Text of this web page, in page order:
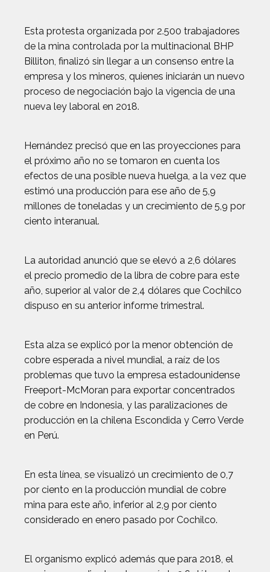
Esta protesta organizada por 2.500 trabajadores
de la mina controlada por la multinacional BHP
Billiton, finalizó sin llegar a un consenso entre la
empresa y los mineros, quienes iniciarán un nuevo
proceso de negociación bajo la vigencia de una
nueva ley laboral en 2018.
Hernández precisó que en las proyecciones para
el próximo año no se tomaron en cuenta los
efectos de una posible nueva huelga, a la vez que
estimó una producción para ese año de 5,9
millones de toneladas y un crecimiento de 5,9 por
ciento interanual.
La autoridad anunció que se elevó a 2,6 dólares
el precio promedio de la libra de cobre para este
año, superior al valor de 2,4 dólares que Cochilco
dispuso en su anterior informe trimestral.
Esta alza se explicó por la menor obtención de
cobre esperada a nivel mundial, a raíz de los
problemas que tuvo la empresa estadounidense
Freeport-McMoran para exportar concentrados
de cobre en Indonesia, y las paralizaciones de
producción en la chilena Escondida y Cerro Verde
en Perú.
En esta línea, se visualizó un crecimiento de 0,7
por ciento en la producción mundial de cobre
mina para este año, inferior al 2,9 por ciento
considerado en enero pasado por Cochilco.
El organismo explicó además que para 2018, el